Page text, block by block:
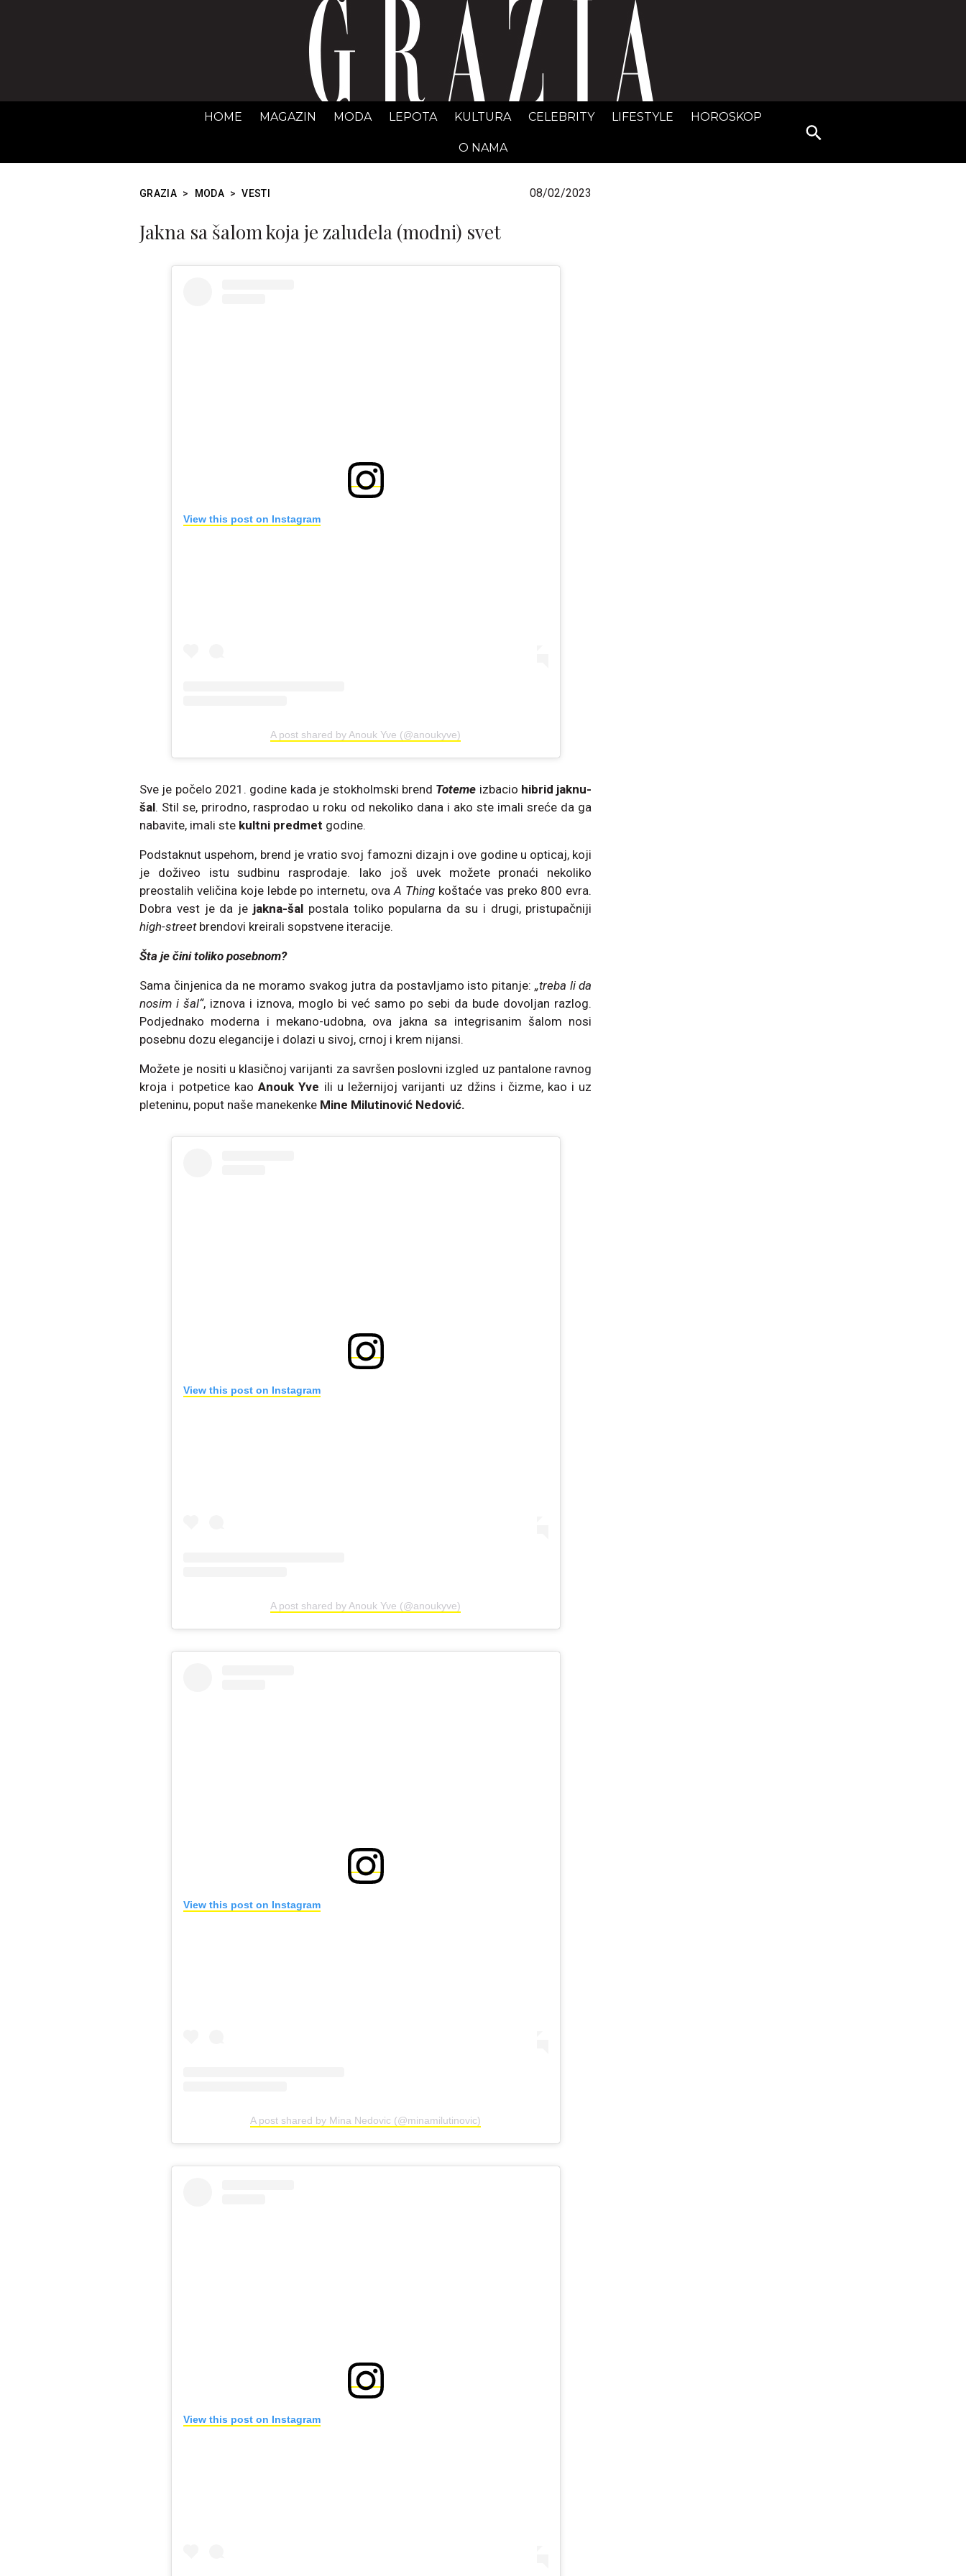
GRAZIA Srbija
HOME MAGAZIN MODA LEPOTA KULTURA CELEBRITY LIFESTYLE HOROSKOP
O NAMA
Search
for:
GRAZIA > MODA > VESTI 08/02/2023
Jakna sa šalom koja je zaludela (modni) svet
View this post on Instagram
A post shared by Anouk Yve (@anoukyve)
Sve je počelo 2021. godine kada je stokholmski brend Toteme izbacio hibrid jaknu-
šal. Stil se, prirodno, rasprodao u roku od nekoliko dana i ako ste imali sreće da ga
nabavite, imali ste kultni predmet godine.
Podstaknut uspehom, brend je vratio svoj famozni dizajn i ove godine u opticaj, koji
je doživeo istu sudbinu rasprodaje. Iako još uvek možete pronaći nekoliko
preostalih veličina koje lebde po internetu, ovaA Thingkoštaće vas preko 800 evra.
Dobra vest je da je jakna-šalpostala toliko popularna da su i drugi, pristupačniji
high-streetbrendovi kreirali sopstvene iteracije.
Šta je čini toliko posebnom?
Sama činjenica da ne moramo svakog jutra da postavljamo isto pitanje: „treba li da
nosim i šal“, iznova i iznova, moglo bi već samo po sebi da bude dovoljan razlog.
Podjednako moderna i mekano-udobna, ova jakna sa integrisanim šalom nosi
posebnu dozu elegancije i dolazi u sivoj, crnoj i krem nijansi.
Možete je nositi u klasičnoj varijanti za savršen poslovni izgled uz pantalone ravnog
kroja i potpetice kaoAnouk Yve ili u ležernijoj varijanti uz džins i čizme, kao i uz
pleteninu, poput naše manekenke Mine Milutinović Nedović.
View this post on Instagram
A post shared by Anouk Yve (@anoukyve)
View this post on Instagram
A post shared by Mina Nedovic (@minamilutinovic)
View this post on Instagram